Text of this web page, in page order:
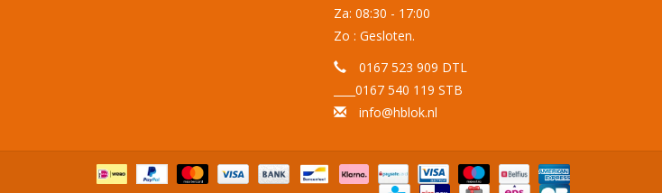
Za: 08:30 - 17:00
Zo : Gesloten.
0167 523 909 DTL
____0167 540 119 STB
info@hblok.nl